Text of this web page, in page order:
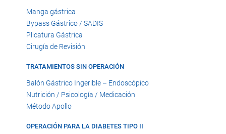
Manga gástrica
Bypass Gástrico / SADIS
Plicatura Gástrica
Cirugía de Revisión
TRATAMIENTOS SIN OPERACIÓN
Balón Gástrico Ingerible – Endoscópico
Nutrición / Psicología / Medicación
Método Apollo
OPERACIÓN PARA LA DIABETES TIPO II